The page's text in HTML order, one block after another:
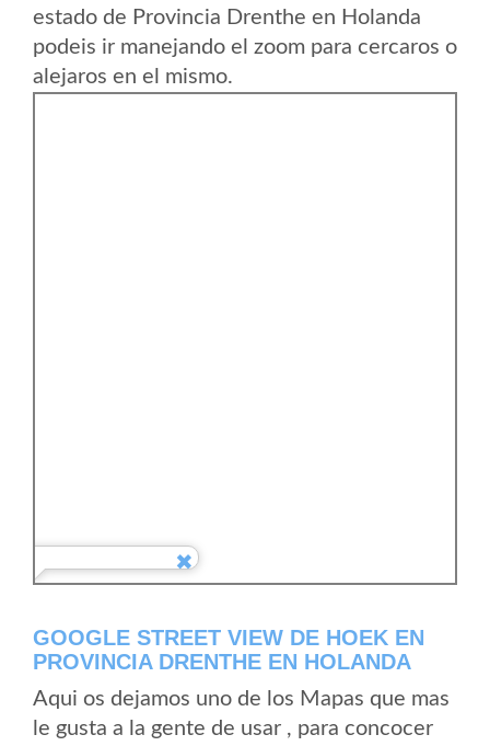
estado de Provincia Drenthe en Holanda
podeis ir manejando el zoom para cercaros o
alejaros en el mismo.
GOOGLE STREET VIEW DE HOEK EN
PROVINCIA DRENTHE EN HOLANDA
Aqui os dejamos uno de los Mapas que mas
le gusta a la gente de usar , para concocer